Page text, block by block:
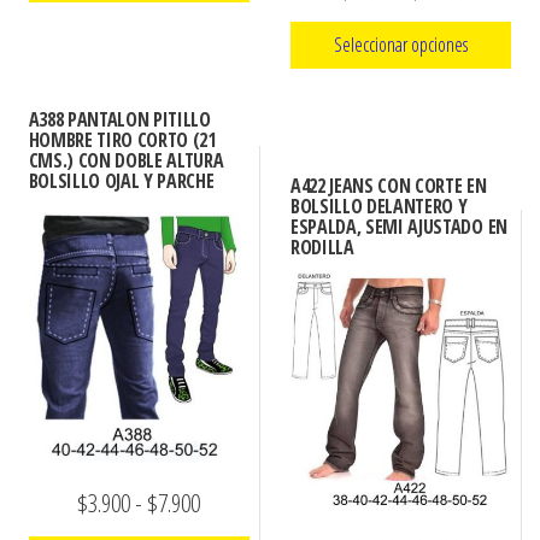
hasta
$7.900
múltiples
variantes.
opciones
se
pueden
elegir
en
la
página
producto
de
precios:
hasta
$7.900
Seleccionar opciones
múltiples
variantes.
Las
opciones
se
pueden
elegir
en
la
página
A388 PANTALON PITILLO
HOMBRE TIRO CORTO (21
CMS.) CON DOBLE ALTURA
BOLSILLO OJAL Y PARCHE
$3.900- $7.900Rango
A422 JEANS CON CORTE EN
BOLSILLO DELANTERO Y
ESPALDA, SEMI AJUSTADO EN
RODILLA